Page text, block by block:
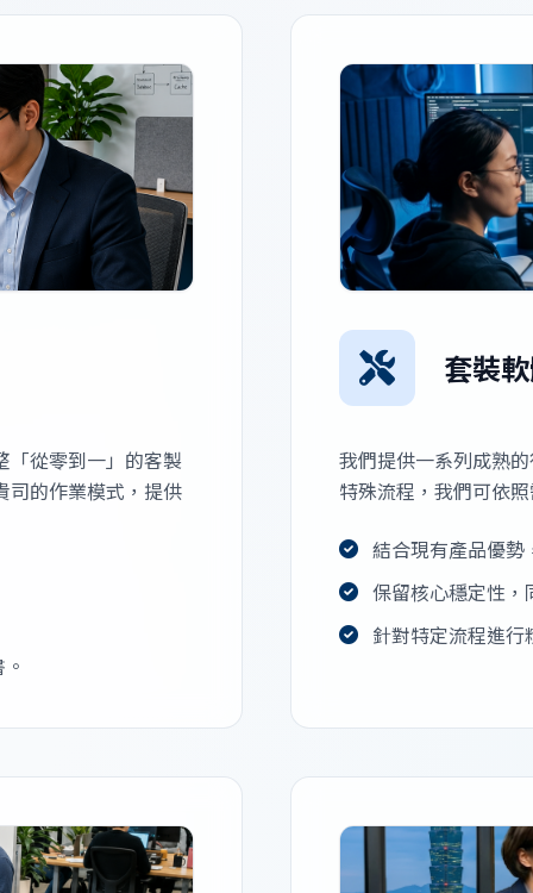
「從零到一」的客製
司的作業模式，提供
套裝
我們提供一系列成熟
特殊流程，我們可依
結合現有產品優勢
保留核心穩定性，
針對特定流程進